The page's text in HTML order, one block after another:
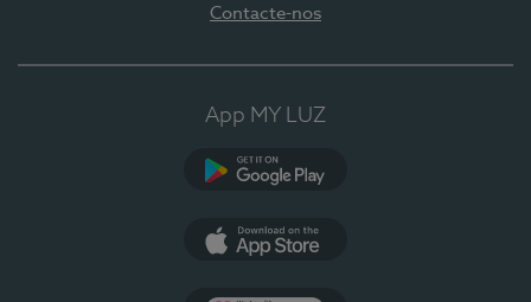
Contacte-nos
App MY LUZ